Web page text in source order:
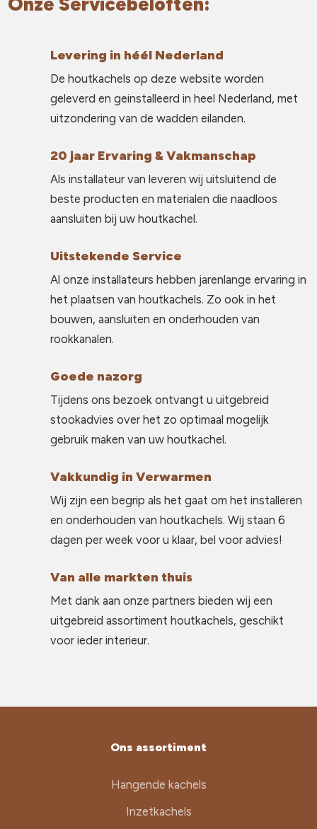
Levering in héél Nederland
De houtkachels op deze website worden
geleverd en geinstalleerd in heel Nederland, met
uitzondering van de wadden eilanden.
20 jaar Ervaring & Vakmanschap
Als installateur van leveren wij uitsluitend de
beste producten en materialen die naadloos
aansluiten bij uw houtkachel.
Uitstekende Service
Al onze installateurs hebben jarenlange ervaring in
het plaatsen van houtkachels. Zo ook in het
bouwen, aansluiten en onderhouden van
rookkanalen.
Goede nazorg
Tijdens ons bezoek ontvangt u uitgebreid
stookadvies over het zo optimaal mogelijk
gebruik maken van uw houtkachel.
Vakkundig in Verwarmen
Wij zijn een begrip als het gaat om het installeren
en onderhouden van houtkachels. Wij staan 6
dagen per week voor u klaar, bel voor advies!
Van alle markten thuis
Met dank aan onze partners bieden wij een
uitgebreid assortiment houtkachels, geschikt
voor ieder interieur.
Ons assortiment
Hangende kachels
Inzetkachels